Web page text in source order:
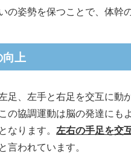
の姿勢を保つことで、体幹
上
足、左手と右足を交互に動
の協調運動は脳の発達にも
なります。 左右の手足を交
と言われています。